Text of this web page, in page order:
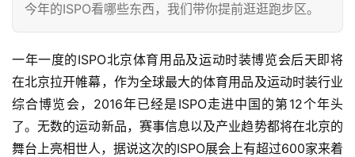
今年的ISPO看哪些东西，我们带你提前逛逛跑步区。
一年一度的ISPO北京体育用品及运动时装博览会后天即将
在北京拉开帷幕，作为全球最大的体育用品及运动时装行业
综合博览会，2016年已经是ISPO走进中国的第12个年头
了。无数的运动新品，赛事信息以及产业趋势都将在北京的
舞台上亮相世人，据说这次的ISPO展会上有超过600家来着